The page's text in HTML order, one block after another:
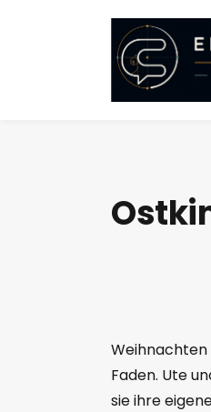
Faden. Ute
sie ihre